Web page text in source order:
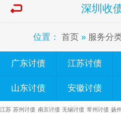
深圳收
位置： 首页» 服务分
广东讨债 江苏讨债
山东讨债 安徽讨债
江苏 苏州讨债 南京讨债 无锡讨债 常州讨债 扬